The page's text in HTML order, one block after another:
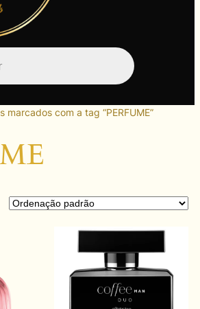
marcados com a tag “PERFUME”